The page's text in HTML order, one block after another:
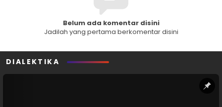
Belum ada komentar disini
Jadilah yang pertama berkomentar disini
DIALEKTIKA